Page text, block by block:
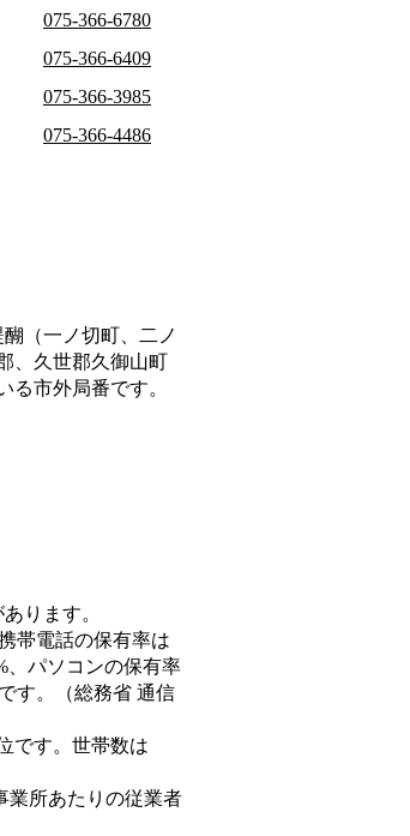
075-366-6780
075-366-6409
075-366-3985
075-366-4486
（一ノ切町、二ノ
、久世郡久御山町
る市外局番です。
ります。
帯電話の保有率は
、パソコンの保有率
す。（総務省 通信
です。世帯数は
業所あたりの従業者